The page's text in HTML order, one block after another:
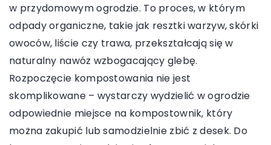
w przydomowym ogrodzie. To proces, w którym
odpady organiczne, takie jak resztki warzyw, skórki
owoców, liście czy trawa, przekształcają się w
naturalny nawóz wzbogacający glebę.
Rozpoczęcie kompostowania nie jest
skomplikowane – wystarczy wydzielić w ogrodzie
odpowiednie miejsce na kompostownik, który
można zakupić lub samodzielnie zbić z desek. Do